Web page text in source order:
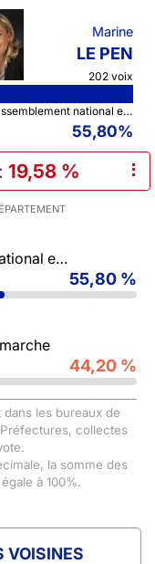
Marine
LE PEN
202 voix
Rassemblement national et ses alliés
55,80%
: 19,58 % ⠇
ses alliés
55,80 %
44,20 %
les bureaux de
collectes
la somme des
à 100%.
VOISINES